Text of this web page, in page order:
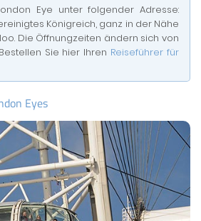
Eye unter folgender Adresse:
Königreich, ganz in der Nähe
Die Öffnungzeiten ändern sich von
Sie hier Ihren Reiseführer für
Eyes